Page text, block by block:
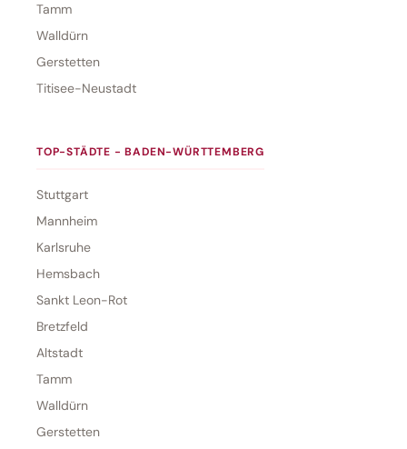
Tamm
Walldürn
Gerstetten
Titisee-Neustadt
TOP-STÄDTE - BADEN-WÜRTTEMBERG
Stuttgart
Mannheim
Karlsruhe
Hemsbach
Sankt Leon-Rot
Bretzfeld
Altstadt
Tamm
Walldürn
Gerstetten